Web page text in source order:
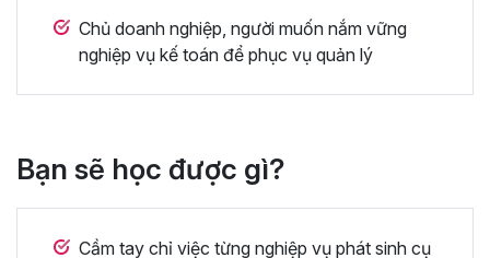
Chủ doanh nghiệp, người muốn nắm vững
nghiệp vụ kế toán để phục vụ quản lý
Bạn sẽ học được gì?
Cầm tay chỉ việc từng nghiệp vụ phát sinh cụ